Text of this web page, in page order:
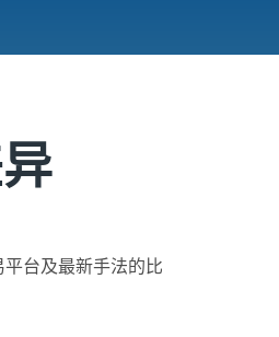
台及最新手法的比